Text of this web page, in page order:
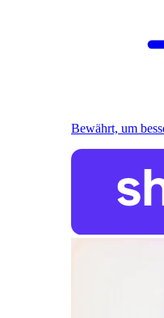
Bewährt, um